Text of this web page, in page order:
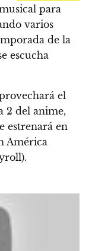
para
varios
de la
escucha
el
2 del anime,
estrenará en
América